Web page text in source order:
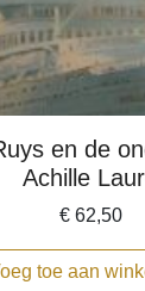
en de
Achille
€62,50
toe aan